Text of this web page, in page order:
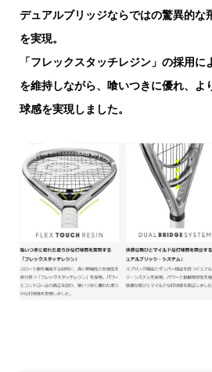
デュアルブリッジならではの驚異的な
を実現。
「フレックスタッチレジン」の採用
を維持しながら、喰いつきに優れ、よ
球感を実現しました。